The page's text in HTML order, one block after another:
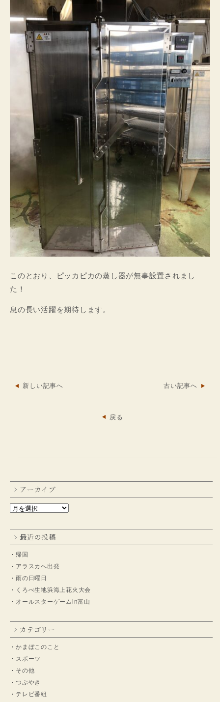
このとおり、ピッカピカの蒸し器が無事設置されまし
た！
息の長い活躍を期待します。
新しい記事へ 古い記事へ
戻る
アーカイブ
最近の投稿
帰国
アラスカへ出発
雨の日曜日
くろべ生地浜海上花火大会
オールスターゲームin富山
カテゴリー
かまぼこのこと
スポーツ
その他
つぶやき
テレビ番組